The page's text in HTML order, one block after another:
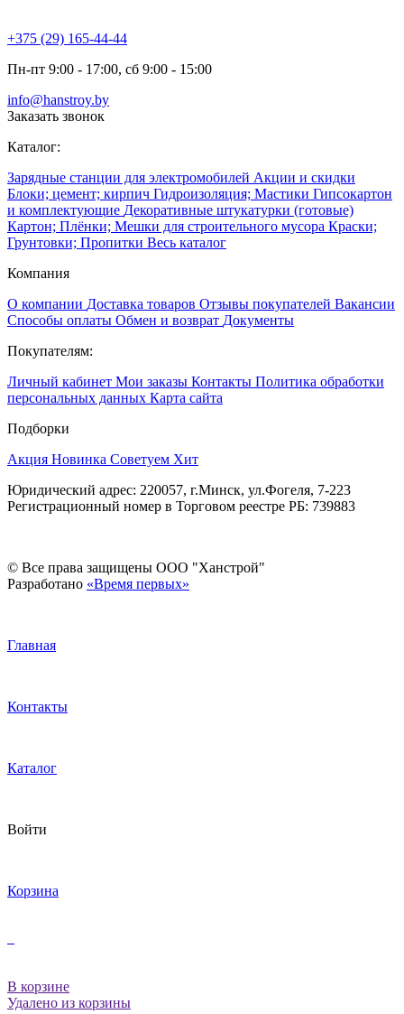
+375 (29) 165-44-44
Пн-пт 9:00 - 17:00, сб 9:00 - 15:00
info@hanstroy.by
Заказать звонок
Каталог:
Зарядные станции для электромобилей Акции и скидки
Блоки; цемент; кирпич Гидроизоляция; Мастики Гипсокартон
и комплектующие Декоративные штукатурки (готовые)
Картон; Плёнки; Мешки для строительного мусора Краски;
Грунтовки; Пропитки Весь каталог
Компания
О компании Доставка товаров Отзывы покупателей Вакансии
Способы оплаты Обмен и возврат Документы
Покупателям:
Личный кабинет Мои заказы Контакты Политика обработки
персональных данных Карта сайта
Подборки
Акция Новинка Советуем Хит
Юридический адрес: 220057, г.Минск, ул.Фогеля, 7-223
Регистрационный номер в Торговом реестре РБ: 739883
© Все права защищены ООО "Ханстрой"
Разработано «Время первых»
Главная
Контакты
Каталог
Войти
Корзина
В корзине
Удалено из корзины